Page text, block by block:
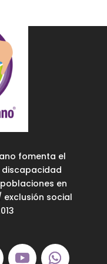
fomenta el
en
social